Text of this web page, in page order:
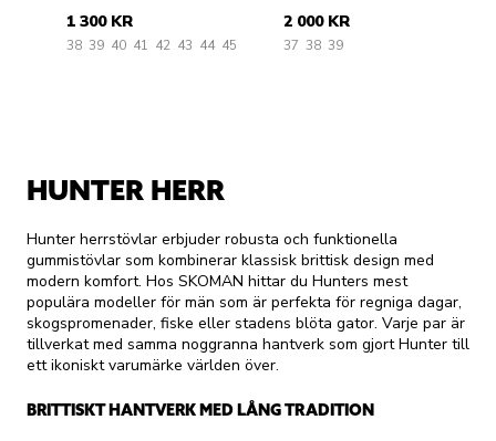
1 300 KR
38 39 40 41 42 43 44 45
2 000 KR
37 38 39
HUNTER HERR
Hunter herrstövlar erbjuder robusta och funktionella
gummistövlar som kombinerar klassisk brittisk design med
modern komfort. Hos SKOMAN hittar du Hunters mest
populära modeller för män som är perfekta för regniga dagar,
skogspromenader, fiske eller stadens blöta gator. Varje par är
tillverkat med samma noggranna hantverk som gjort Hunter till
ett ikoniskt varumärke världen över.
BRITTISKT HANTVERK MED LÅNG TRADITION